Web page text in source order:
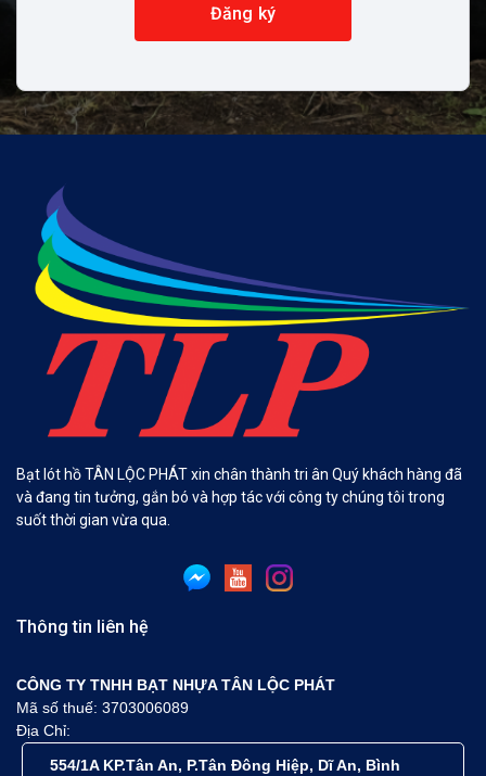
Đăng ký
Bạt lót hồ TÂN LỘC PHÁT xin chân thành tri ân Quý khách hàng đã
và đang tin tưởng, gắn bó và hợp tác với công ty chúng tôi trong
suốt thời gian vừa qua.
Thông tin liên hệ
CÔNG TY TNHH BẠT NHỰA TÂN LỘC PHÁT
Mã số thuế: 3703006089
Địa Chỉ:
554/1A KP.Tân An, P.Tân Đông Hiệp, Dĩ An, Bình